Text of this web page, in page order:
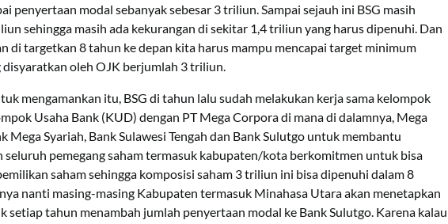
penyertaan modal sebanyak sebesar 3 triliun. Sampai sejauh ini BSG masih
sehingga masih ada kekurangan di sekitar 1,4 triliun yang harus dipenuhi. Dan
di targetkan 8 tahun ke depan kita harus mampu mencapai target minimum
oleh OJK berjumlah 3 triliun.
mengamankan itu, BSG di tahun lalu sudah melakukan kerja sama kelompok
Usaha Bank (KUD) dengan PT Mega Corpora di mana di dalamnya, Mega
Mega Syariah, Bank Sulawesi Tengah dan Bank Sulutgo untuk membantu
seluruh pemegang saham termasuk kabupaten/kota berkomitmen untuk bisa
saham sehingga komposisi saham 3 triliun ini bisa dipenuhi dalam 8
nanti masing-masing Kabupaten termasuk Minahasa Utara akan menetapkan
setiap tahun menambah jumlah penyertaan modal ke Bank Sulutgo. Karena kalau